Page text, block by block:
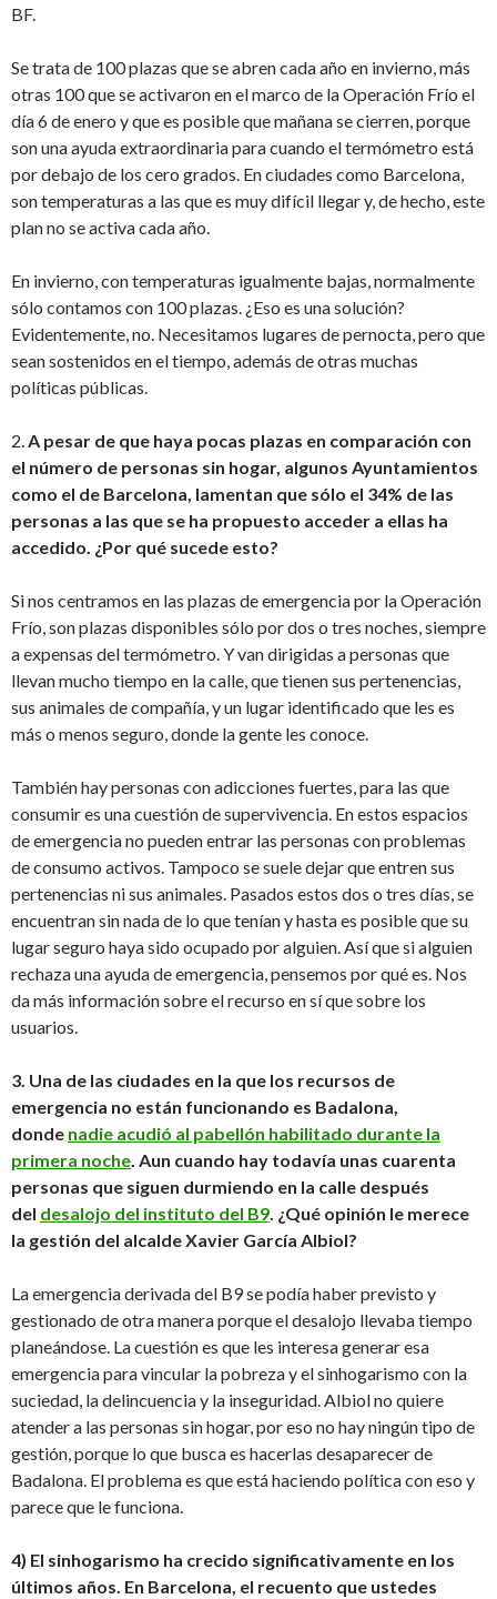
BF.
Se trata de 100 plazas que se abren cada año en invierno, más
otras 100 que se activaron en el marco de la Operación Frío el
día 6 de enero y que es posible que mañana se cierren, porque
son una ayuda extraordinaria para cuando el termómetro está
por debajo de los cero grados. En ciudades como Barcelona,
son temperaturas a las que es muy difícil llegar y, de hecho, este
plan no se activa cada año.
En invierno, con temperaturas igualmente bajas, normalmente
sólo contamos con 100 plazas. ¿Eso es una solución?
Evidentemente, no. Necesitamos lugares de pernocta, pero que
sean sostenidos en el tiempo, además de otras muchas
políticas públicas.
2.A pesar de que haya pocas plazas en comparación con
el número de personas sin hogar, algunos Ayuntamientos
como el de Barcelona, lamentan que sólo el 34% de las
personas a las que se ha propuesto acceder a ellas ha
accedido. ¿Por qué sucede esto?
Si nos centramos en las plazas de emergencia por la Operación
Frío, son plazas disponibles sólo por dos o tres noches, siempre
a expensas del termómetro. Y van dirigidas a personas que
llevan mucho tiempo en la calle, que tienen sus pertenencias,
sus animales de compañía, y un lugar identificado que les es
más o menos seguro, donde la gente les conoce.
También hay personas con adicciones fuertes, para las que
consumir es una cuestión de supervivencia. En estos espacios
de emergencia no pueden entrar las personas con problemas
de consumo activos. Tampoco se suele dejar que entren sus
pertenencias ni sus animales. Pasados estos dos o tres días, se
encuentran sin nada de lo que tenían y hasta es posible que su
lugar seguro haya sido ocupado por alguien. Así que si alguien
rechaza una ayuda de emergencia, pensemos por qué es. Nos
da más información sobre el recurso en sí que sobre los
usuarios.
3. Una de las ciudades en la que los recursos de
emergencia no están funcionando es Badalona,
donde nadie acudió al pabellón habilitado durante la
primera noche. Aun cuando hay todavía unas cuarenta
personas que siguen durmiendo en la calle después
del desalojo del instituto del B9. ¿Qué opinión le merece
la gestión del alcalde Xavier García Albiol?
La emergencia derivada del B9 se podía haber previsto y
gestionado de otra manera porque el desalojo llevaba tiempo
planeándose. La cuestión es que les interesa generar esa
emergencia para vincular la pobreza y el sinhogarismo con la
suciedad, la delincuencia y la inseguridad. Albiol no quiere
atender a las personas sin hogar, por eso no hay ningún tipo de
gestión, porque lo que busca es hacerlas desaparecer de
Badalona. El problema es que está haciendo política con eso y
parece que le funciona.
4) El sinhogarismo ha crecido significativamente en los
últimos años. En Barcelona, el recuento que ustedes